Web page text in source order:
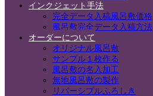
インクジェット手法
完全データ入稿風呂敷価格
風呂敷完全データ入稿方法
オーダーについて
オリジナル風呂敷
サンプル１枚作る
風呂敷の名入加工
無地風呂敷の製作
リバーシブルふろしき